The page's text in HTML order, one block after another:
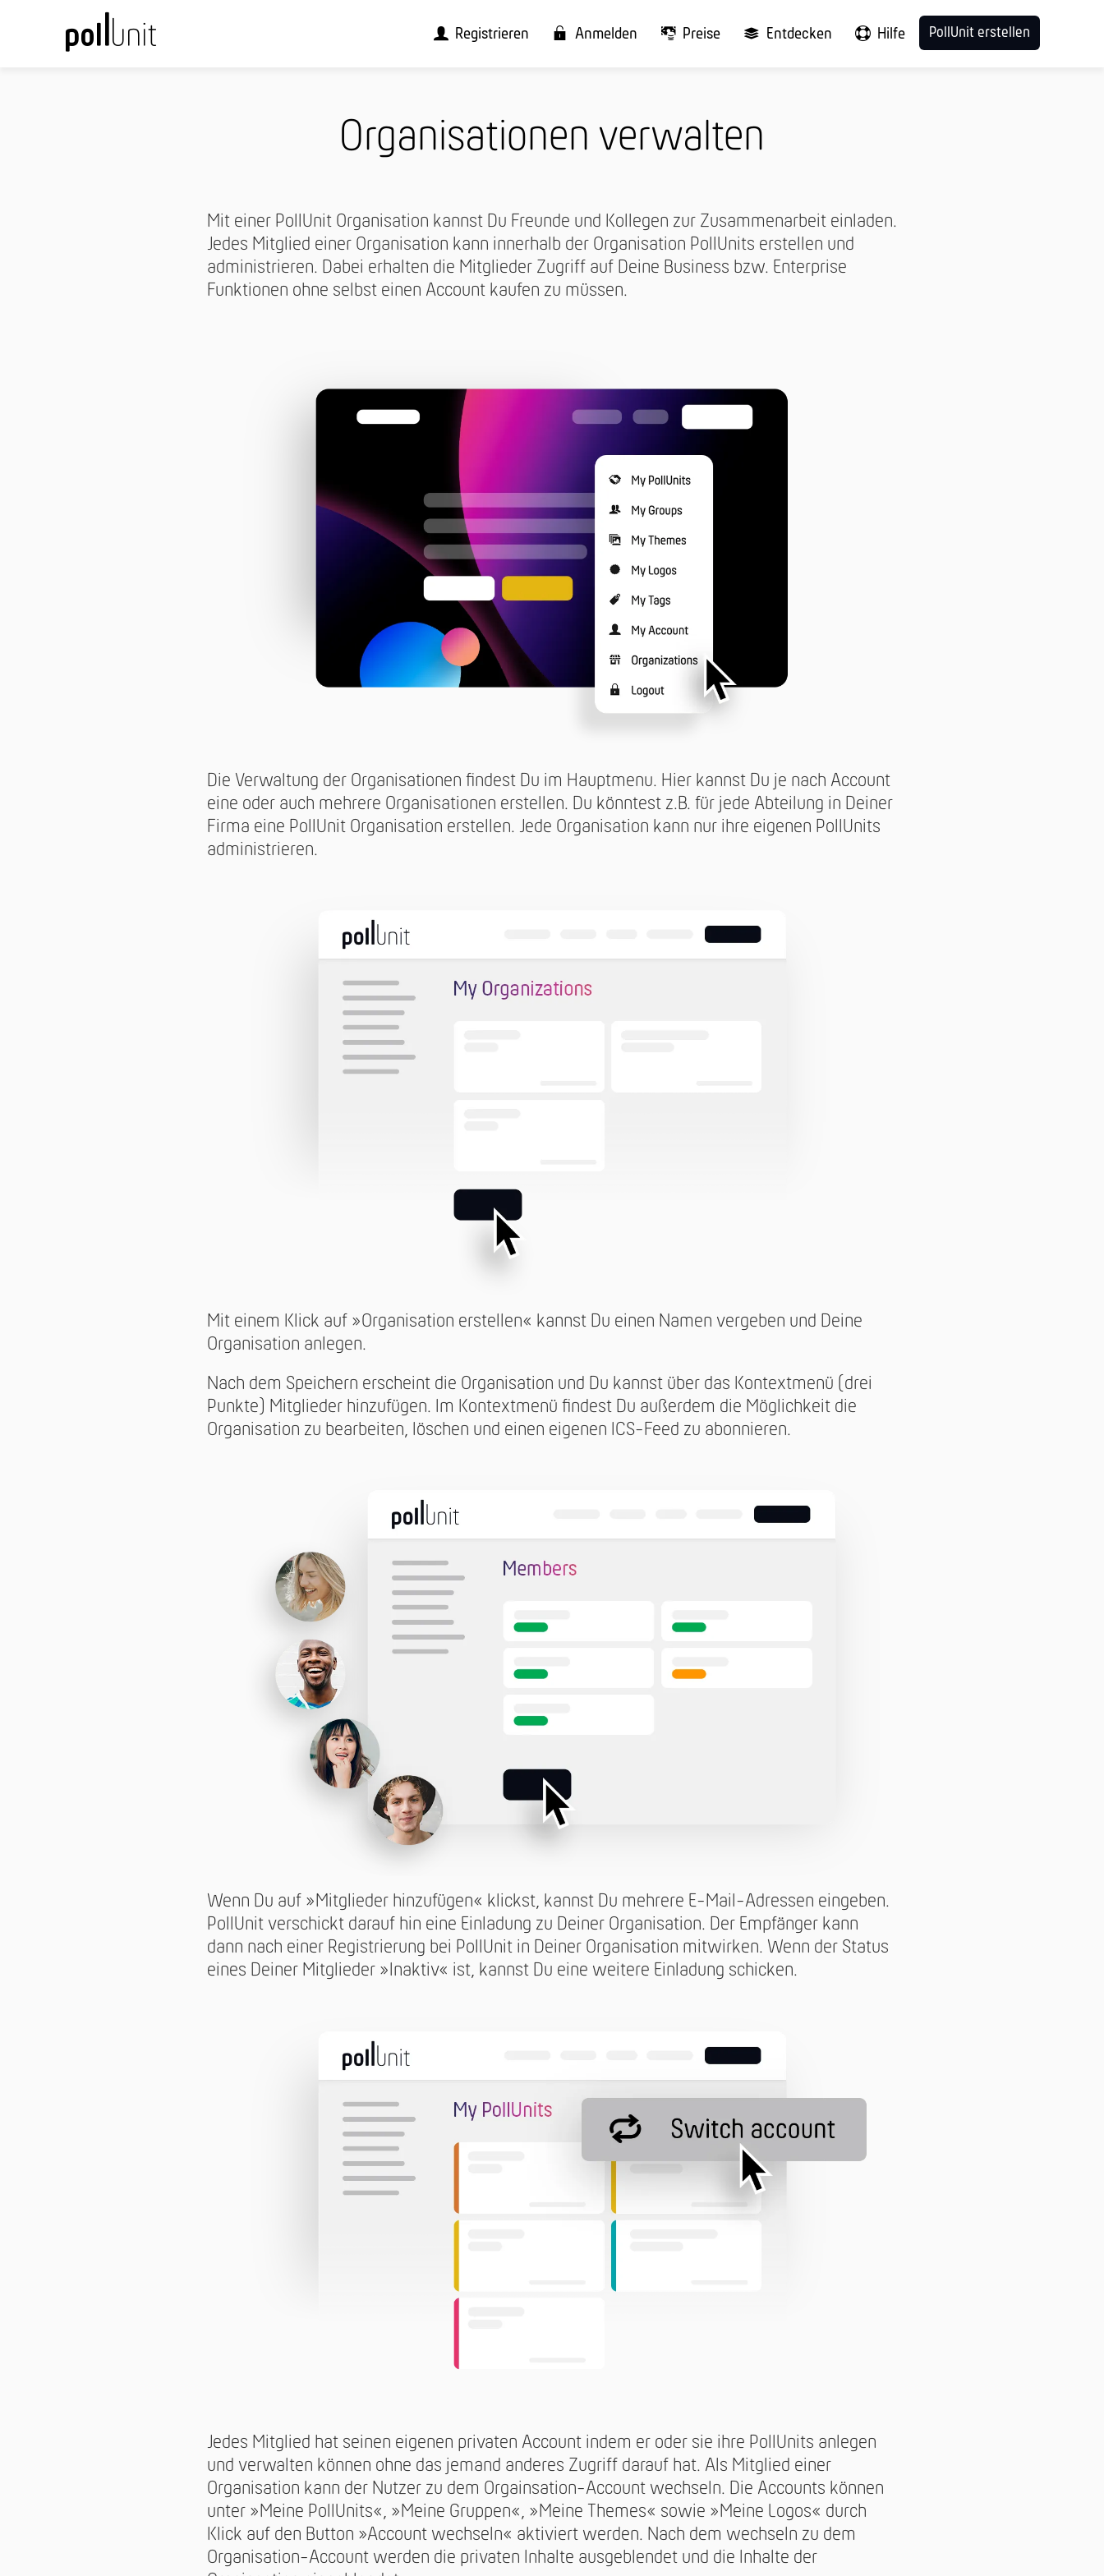
Registrieren Anmelden Preise Entdecken Hilfe PollUnit erstellen
Orga­nisationen verwalten
Mit einer PollUnit Organisation kannst Du Freunde und Kollegen zur Zusammenarbeit einladen.
Jedes Mitglied einer Organisation kann innerhalb der Organisation PollUnits erstellen und
administrieren. Dabei erhalten die Mitglieder Zugriff auf Deine Business bzw. Enterprise
Funktionen ohne selbst einen Account kaufen zu müssen.
Die Verwaltung der Organisationen findest Du im Hauptmenu. Hier kannst Du je nach Account
eine oder auch mehrere Organisationen erstellen. Du könntest z.B. für jede Abteilung in Deiner
Firma eine PollUnit Organisation erstellen. Jede Organisation kann nur ihre eigenen PollUnits
administrieren.
Mit einem Klick auf »Organisation erstellen« kannst Du einen Namen vergeben und Deine
Organisation anlegen.
Nach dem Speichern erscheint die Organisation und Du kannst über das Kontextmenü (drei
Punkte) Mitglieder hinzufügen. Im Kontextmenü findest Du außerdem die Möglichkeit die
Organisation zu bearbeiten, löschen und einen eigenen ICS-Feed zu abonnieren.
Wenn Du auf »Mitglieder hinzufügen« klickst, kannst Du mehrere E-Mail-Adressen eingeben.
PollUnit verschickt darauf hin eine Einladung zu Deiner Organisation. Der Empfänger kann
dann nach einer Registrierung bei PollUnit in Deiner Organisation mitwirken. Wenn der Status
eines Deiner Mitglieder »Inaktiv« ist, kannst Du eine weitere Einladung schicken.
Jedes Mitglied hat seinen eigenen privaten Account indem er oder sie ihre PollUnits anlegen
und verwalten können ohne das jemand anderes Zugriff darauf hat. Als Mitglied einer
Organisation kann der Nutzer zu dem Orgainsation-Account wechseln. Die Accounts können
unter »Meine PollUnits«, »Meine Gruppen«, »Meine Themes« sowie »Meine Logos« durch
Klick auf den Button »Account wechseln« aktiviert werden. Nach dem wechseln zu dem
Organisation-Account werden die privaten Inhalte ausgeblendet und die Inhalte der